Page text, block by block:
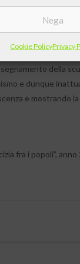
Nega
Cookie PolicyPrivacy
vivi. Il fascino del
a dire
della
e dunque
e mostrando
fra i popoli”, anno